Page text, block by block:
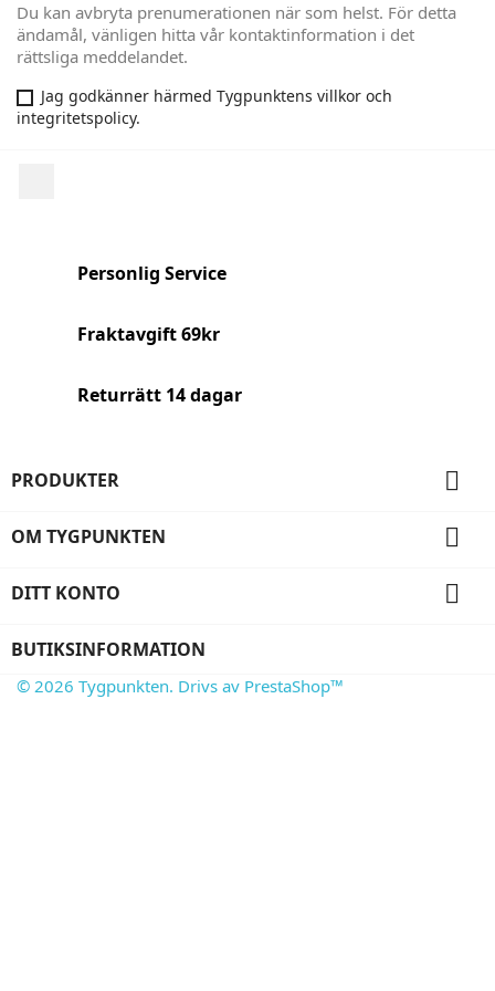
Du kan avbryta prenumerationen när som helst. För detta
ändamål, vänligen hitta vår kontaktinformation i det
rättsliga meddelandet.
Jag godkänner härmed Tygpunktens villkor och
integritetspolicy.
Personlig Service
Fraktavgift 69kr
Returrätt 14 dagar
PRODUKTER 
OM TYGPUNKTEN 
DITT KONTO 
BUTIKSINFORMATION
© 2026 Tygpunkten. Drivs av PrestaShop™